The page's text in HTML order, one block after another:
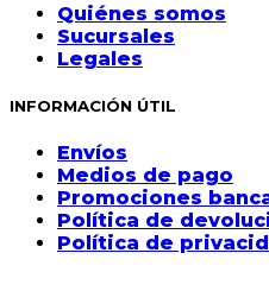
Quiénes somos
Sucursales
Legales
INFORMACIÓN ÚTIL
Envíos
Medios de pago
Promociones
Política de
Política de